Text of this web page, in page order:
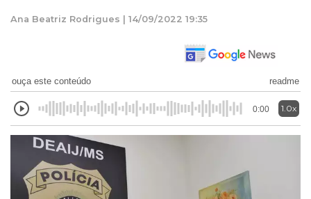
Ana Beatriz Rodrigues | 14/09/2022 19:35
ouça este conteúdo readme
0:00 1.0x